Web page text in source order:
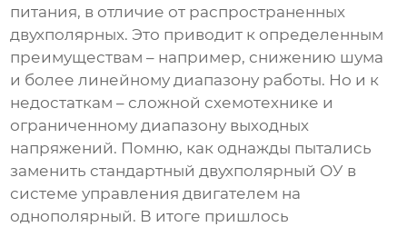
питания, в отличие от распространенных
двухполярных. Это приводит к определенным
преимуществам – например, снижению шума
и более линейному диапазону работы. Но и к
недостаткам – сложной схемотехнике и
ограниченному диапазону выходных
напряжений. Помню, как однажды пытались
заменить стандартный двухполярный ОУ в
системе управления двигателем на
однополярный. В итоге пришлось